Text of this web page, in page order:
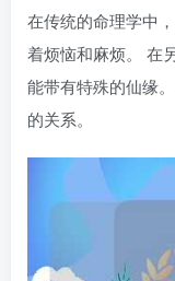
在传统的命理学中
着烦恼和麻烦。 在
能带有特殊的仙缘
的关系。